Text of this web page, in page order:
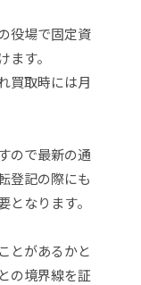
役場で固定資
す。
買取時には月
ので最新の通
登記の際にも
なります。
とがあるかと
の境界線を証